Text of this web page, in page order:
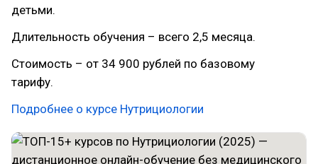
детьми.
Длительность обучения – всего 2,5 месяца.
Стоимость – от 34 900 рублей по базовому
тарифу.
Подробнее о курсе Нутрициологии